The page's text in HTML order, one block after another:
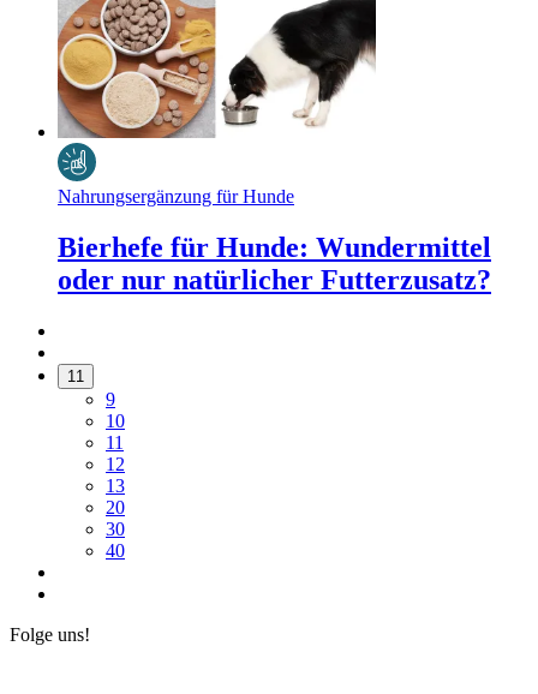
Nahrungsergänzung für Hunde
Bierhefe für Hunde: Wundermittel
oder nur natürlicher Futterzusatz?
11
9
10
11
12
13
20
30
40
Folge uns!